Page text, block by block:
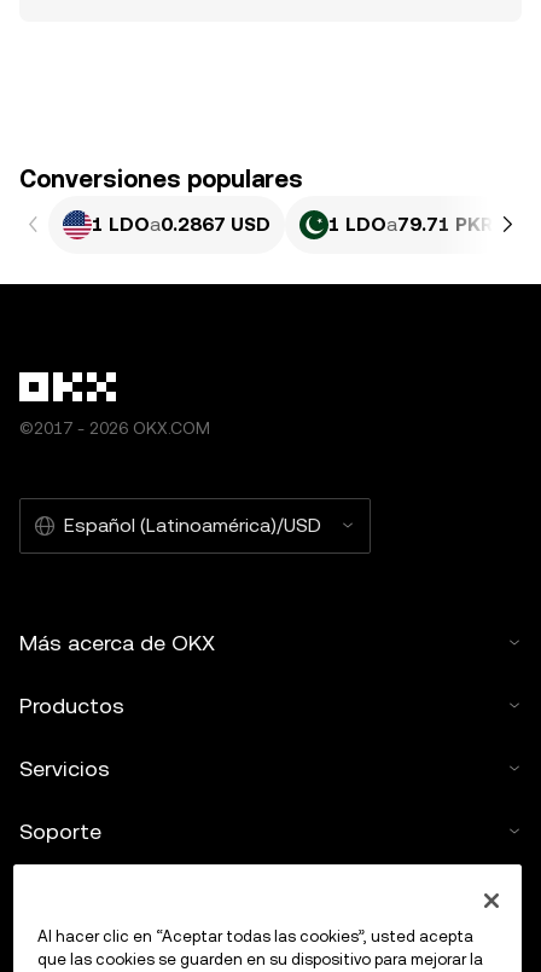
Conversiones populares
1 LDOa0.2867 USD 1 LDOa79.71 PKR
©2017 - 2026 OKX.COM
Español (Latinoamérica)/USD
Más acerca de OKX
Productos
Servicios
Soporte
Calculadora de criptomonedas
Al hacer clic en “Aceptar todas las cookies”, usted acepta
que las cookies se guarden en su dispositivo para mejorar la